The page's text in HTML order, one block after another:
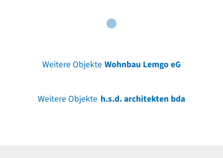
Weitere Objekte Wohnbau Lemgo eG
Weitere Objekte h.s.d. architekten bda